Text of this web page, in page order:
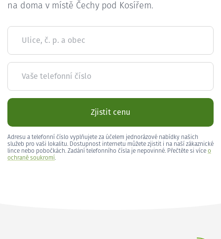
na doma v místě Čechy pod Kosířem.
Ulice, č. p. a obec
Vaše telefonní číslo
Zjistit cenu
Adresu a telefonní číslo vyplňujete za účelem jednorázové nabídky našich
služeb pro vaši lokalitu. Dostupnost internetu můžete zjistit i na naší zákaznické
lince nebo pobočkách. Zadání telefonního čísla je nepovinné. Přečtěte si více o
ochraně soukromí.